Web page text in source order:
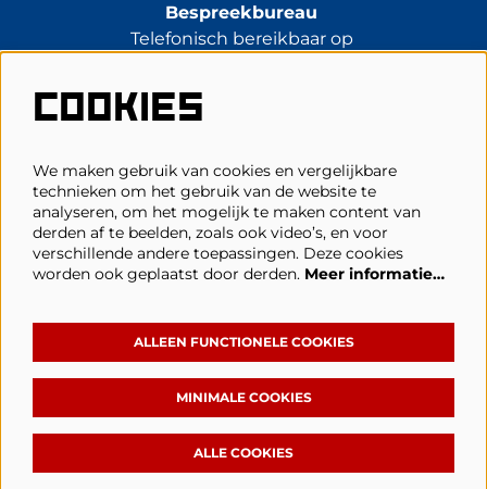
Bespreekbureau
Telefonisch bereikbaar op
0485-314344
kassa@schouwburgcuijk.nl
Veelgestelde vragen
Zaalplattegronden
Privacy, cookies & voorwaarden
Toegankelijkheid
Volg Schouwburg Cuijk
COOKIES
We maken gebruik van cookies en vergelijkbare
technieken om het gebruik van de website te
analyseren, om het mogelijk te maken content van
derden af te beelden, zoals ook video’s, en voor
verschillende andere toepassingen. Deze cookies
worden ook geplaatst door derden. Meer informatie…
ALLEEN FUNCTIONELE COOKIES
MINIMALE COOKIES
ALLE COOKIES